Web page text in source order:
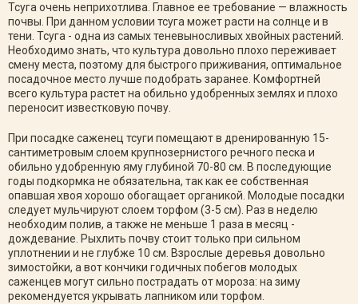
Тсуга очень неприхотлива. Главное ее требование — влажность
почвы. При данном условии тсуга может расти на солнце и в
тени. Тсуга - одна из самых теневыносливых хвойных растений.
Необходимо знать, что культура довольно плохо переживает
смену места, поэтому для быстрого приживания, оптимальное
посадочное место лучше подобрать заранее. Комфортней
всего культура растет на обильно удобренных землях и плохо
переносит известковую почву.
При посадке саженец тсуги помещают в дренированную 15-
сантиметровым слоем крупнозернистого речного песка и
обильно удобренную яму глубиной 70-80 см. В последующие
годы подкормка не обязательна, так как ее собственная
опавшая хвоя хорошо обогащает органикой. Молодые посадки
следует мульчируют слоем торфом (3-5 см). Раз в неделю
необходим полив, а также не меньше 1 раза в месяц -
дождевание. Рыхлить почву стоит только при сильном
уплотнении и не глубже 10 см. Взрослые деревья довольно
зимостойки, а вот кончики годичных побегов молодых
саженцев могут сильно пострадать от мороза: на зиму
рекомендуется укрывать лапником или торфом.